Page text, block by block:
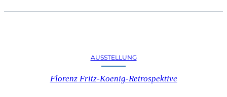
AUSSTELLUNG
Florenz Fritz-Koenig-Retrospektive